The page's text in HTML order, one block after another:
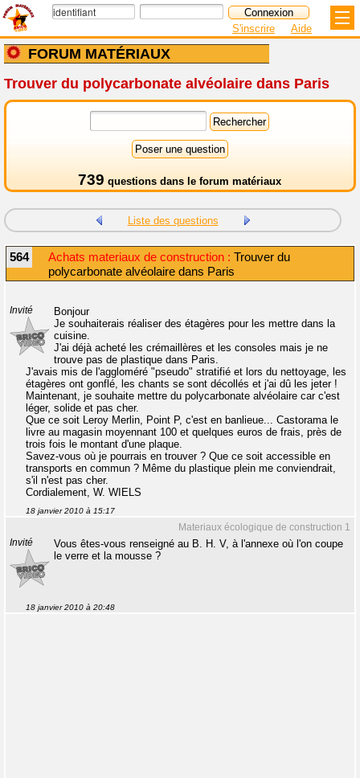
FORUM MATÉRIAUX
S'inscrire Aide
Trouver du polycarbonate alvéolaire dans Paris
739 questions dans le forum matériaux
Liste des questions
564 Achats materiaux de construction : Trouver du
polycarbonate alvéolaire dans Paris
Invité
Bonjour
Je souhaiterais réaliser des étagères pour les mettre dans la
cuisine.
J'ai déjà acheté les crémaillères et les consoles mais je ne
trouve pas de plastique dans Paris.
J'avais mis de l'aggloméré "pseudo" stratifié et lors du nettoyage, les
étagères ont gonflé, les chants se sont décollés et j'ai dû les jeter !
Maintenant, je souhaite mettre du polycarbonate alvéolaire car c'est
léger, solide et pas cher.
Que ce soit Leroy Merlin, Point P, c'est en banlieue... Castorama le
livre au magasin moyennant 100 et quelques euros de frais, près de
trois fois le montant d'une plaque.
Savez-vous où je pourrais en trouver ? Que ce soit accessible en
transports en commun ? Même du plastique plein me conviendrait,
s'il n'est pas cher.
Cordialement, W. WIELS
18 janvier 2010 à 15:17
Materiaux écologique de construction 1
Invité
Vous êtes-vous renseigné au B. H. V, à l'annexe où l'on coupe
le verre et la mousse ?
18 janvier 2010 à 20:48